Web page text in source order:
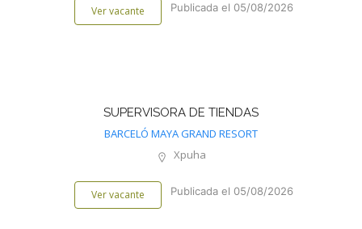
Ver vacante Publicada el 05/08/2026
SUPERVISORA DE TIENDAS
BARCELÓ MAYA GRAND RESORT
Xpuha
Ver vacante Publicada el 05/08/2026